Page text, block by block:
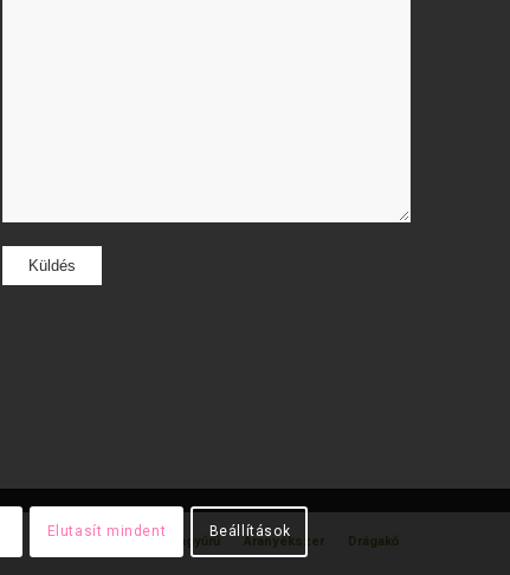
Karikagyűrű Aranyékszer Drágakő
Elutasít mindent Beállítások